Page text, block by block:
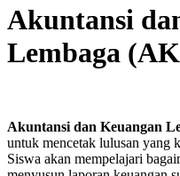
Akuntansi
Lembaga
Akuntansi dan Keuangan
untuk mencetak lulusan yang
Siswa akan mempelajari